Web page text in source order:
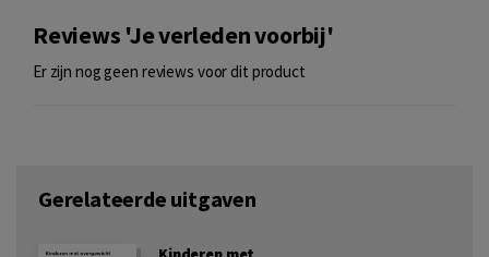
Reviews 'Je verleden voorbij'
Er zijn nog geen reviews voor dit product
Gerelateerde uitgaven